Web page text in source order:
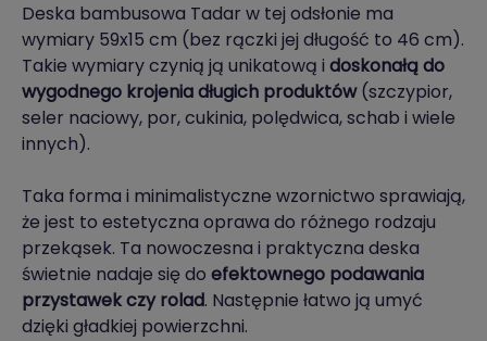
Deska bambusowa Tadar w tej odsłonie ma
wymiary 59x15 cm (bez rączki jej długość to 46 cm).
Takie wymiary czynią ją unikatową i doskonałą do
wygodnego krojenia długich produktów(szczypior,
seler naciowy, por, cukinia, polędwica, schab i wiele
innych).
Taka forma i minimalistyczne wzornictwo sprawiają,
że jest to estetyczna oprawa do różnego rodzaju
przekąsek. Ta nowoczesna i praktyczna deska
świetnie nadaje się do efektownego podawania
przystawek czy rolad. Następnie łatwo ją umyć
dzięki gładkiej powierzchni.